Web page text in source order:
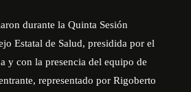
durante la Quinta Sesión
Estatal de Salud, presidida por el
y con la presencia del equipo de
representado por Rigoberto